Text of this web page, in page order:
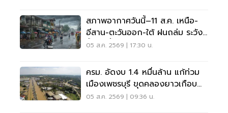
สภาพอากาศวันนี้–11 ส.ค. เหนือ-
อีสาน-ตะวันออก-ใต้ ฝนถล่ม ระวัง
น้ำป่า น้ำท่วมขัง
05 ส.ค. 2569 | 17:30 น.
ครม. อัดงบ 1.4 หมื่นล้าน แก้ท่วม
เมืองเพชรบุรี ขุดคลองยาวเกือบ
40 กม.
05 ส.ค. 2569 | 09:36 น.